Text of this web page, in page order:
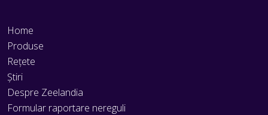
Home
Produse
Rețete
Știri
Despre Zeelandia
Formular raportare nereguli